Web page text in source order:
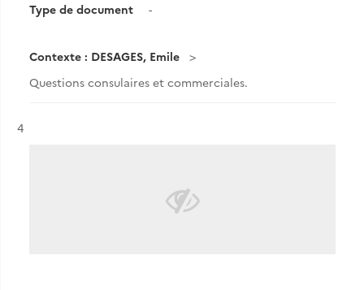
Type de document
-
Contexte : DESAGES, Emile
Questions consulaires et commerciales.
Résultat n°
4